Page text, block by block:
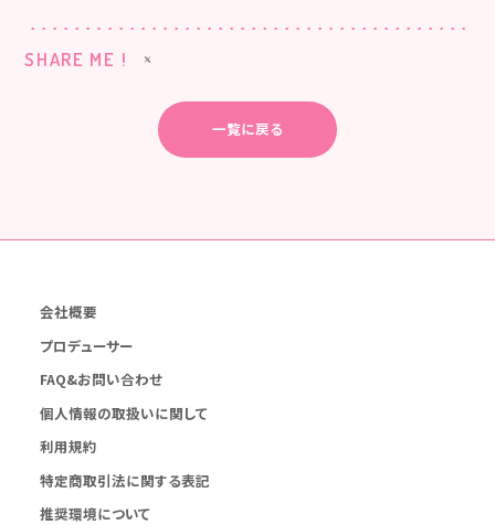
SHARE ME !
一覧に戻る
会社概要
プロデューサー
FAQ&お問い合わせ
個人情報の取扱いに関して
利用規約
特定商取引法に関する表記
推奨環境について